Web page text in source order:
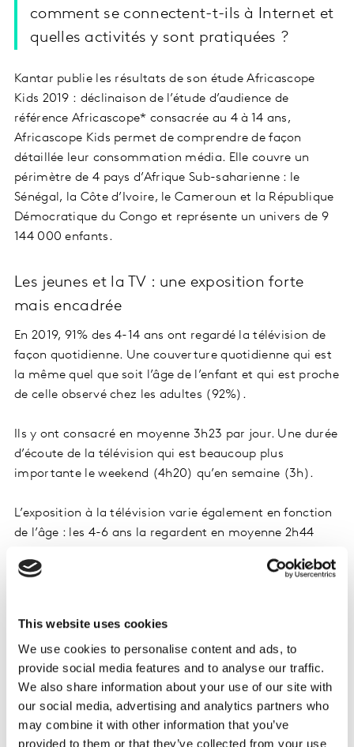
This website uses cookies
We use cookies to personalise content and ads, to
provide social media features and to analyse our traffic.
We also share information about your use of our site with
our social media, advertising and analytics partners who
may combine it with other information that you’ve
provided to them or that they’ve collected from your use
comment se connectent-t-ils à Internet et
quelles activités y sont pratiquées ?
Kantar publie les résultats de son étude Africascope
Kids 2019 : déclinaison de l’étude d’audience de
référence Africascope* consacrée au 4 à 14 ans,
Africascope Kids permet de comprendre de façon
détaillée leur consommation média. Elle couvre un
périmètre de 4 pays d’Afrique Sub-saharienne : le
Sénégal, la Côte d’Ivoire, le Cameroun et la République
Démocratique du Congo et représente un univers de 9
144 000 enfants.
Les jeunes et la TV : une exposition forte
mais encadrée
En 2019, 91% des 4-14 ans ont regardé la télévision de
façon quotidienne. Une couverture quotidienne qui est
la même quel que soit l’âge de l’enfant et qui est proche
de celle observé chez les adultes (92%).
Ils y ont consacré en moyenne 3h23 par jour. Une durée
d’écoute de la télévision qui est beaucoup plus
importante le weekend (4h20) qu’en semaine (3h).
L’exposition à la télévision varie également en fonction
de l’âge : les 4-6 ans la regardent en moyenne 2h44
le peuvent. Ils sont également nombreux à surveiller ce
que regardent leurs enfants, notamment en discutant
régulièrement des contenus qu’ils regardent ou
consultent sur Internet.
Près de 3 parents sur 4 déclarent être prêts à payer